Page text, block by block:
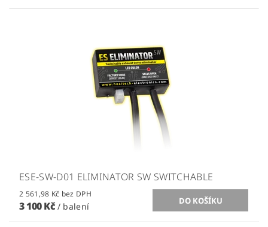
ESE-SW-D01 ELIMINATOR SW SWITCHABLE
2 561,98 Kč bez DPH
3 100 Kč / balení